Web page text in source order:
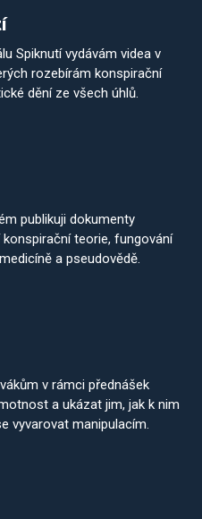
Spiknutí vydávám videa v
rozebírám konspirační
dění ze všech úhlů.
publikuji dokumenty
teorie, fungování
a pseudovědě.
v rámci přednášek
a ukázat jim, jak k nim
vyvarovat manipulacím.